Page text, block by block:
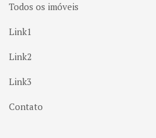
Todos os imóveis
Link1
Link2
Link3
Contato